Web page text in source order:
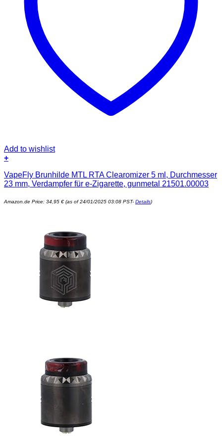
Add to wishlist
+
VapeFly Brunhilde MTL RTA Clearomizer 5 ml, Durchmesser
23 mm, Verdampfer für e-Zigarette, gunmetal 21501.00003
Amazon.de Price: 34,95 € (as of 24/01/2025 03:08 PST- Details)